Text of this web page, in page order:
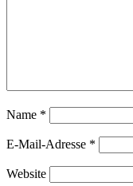
Name *
E-Mail-Adresse *
Website